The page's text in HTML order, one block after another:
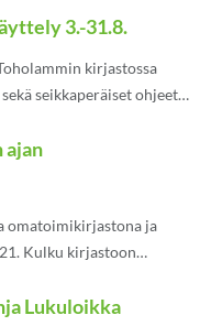
3.-31.8.
kirjastossa
seikkaperäiset ohjeet
ajan
omatoimikirjastona ja
Kulku kirjastoon
. Henkilökunta käy
Lukuloikka